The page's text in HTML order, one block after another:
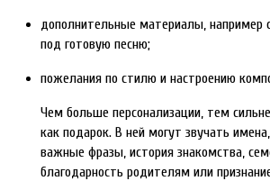
дополнительные материалы, например
под готовую песню;
пожелания по стилю и настроению
Чем больше персонализации, тем
как подарок. В ней могут звучать
важные фразы, история знакомства,
благодарность родителям или